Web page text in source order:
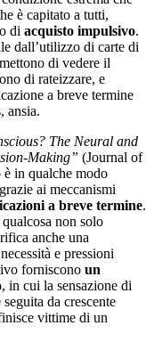
è capitato a tutti,
di acquisto impulsivo.
dall’utilizzo di carte di
di vedere il
di rateizzare, e
a breve termine
ansia.
The Neural and
Making” (Journal of
in qualche modo
ai meccanismi
a breve termine.
non solo
anche una
e pressioni
forniscono un
, in cui la sensazione di
da crescente
vittime di un